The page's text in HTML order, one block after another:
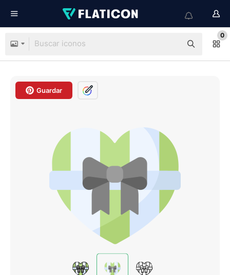
0
Guardar